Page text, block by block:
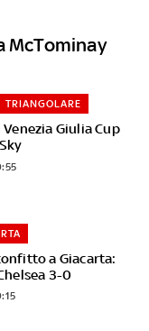
McTominay
Giulia Cup
TRIANGOLARE
a Giacarta:
3-0